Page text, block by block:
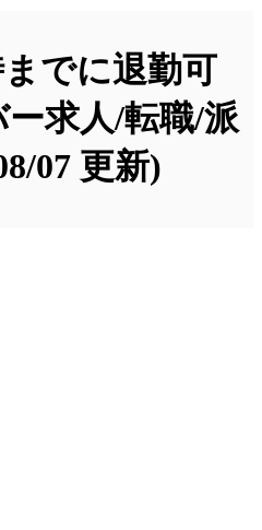
でに退勤可
求人/転職/派
07 更新)